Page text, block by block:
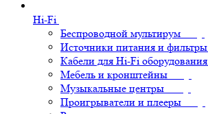
Hi-Fi
Беспроводной мультирум
Источники питания и фильтры
Кабели для Hi-Fi оборудования
Мебель и кронштейны
Музыкальные центры
Проигрыватели и плееры